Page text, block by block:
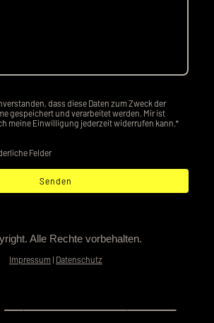
dass diese Daten zum Zweck der
gespeichert und verarbeitet werden. Mir ist
meine Einwilligung jederzeit widerrufen kann.*
Felder
Senden
Alle Rechte vorbehalten.
Impressum | Datenschutz